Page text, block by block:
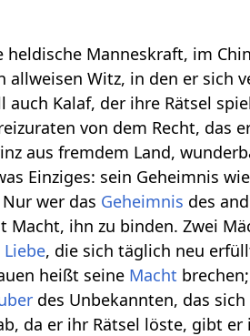
heldische Manneskraft, im
allweisen Witz, in den er sich
Kalaf, der ihre Rätsel
von dem Recht, das
aus fremdem Land,
Einziges: sein Geheimnis
wer das Geheimnis des
ihn zu binden. Zwei
Liebe, die sich täglich neu
heißt seine Macht
des Unbekannten, das
da er ihr Rätsel löste, gibt er